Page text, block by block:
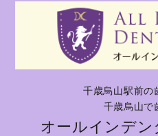
千歳烏山駅前の
千歳烏山で
オールインデ